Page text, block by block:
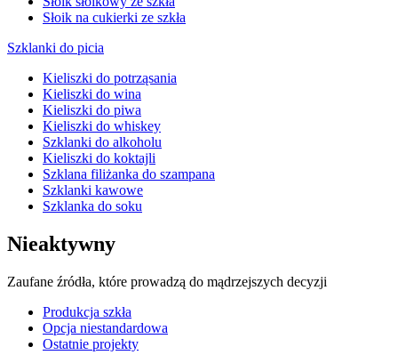
Słoik na cukierki ze szkła
Szklanki do picia
Kieliszki do potrząsania
Kieliszki do wina
Kieliszki do piwa
Kieliszki do whiskey
Szklanki do alkoholu
Kieliszki do koktajli
Szklana filiżanka do szampana
Szklanki kawowe
Szklanka do soku
Nieaktywny
Zaufane źródła, które prowadzą do mądrzejszych decyzji
Produkcja szkła
Opcja niestandardowa
Ostatnie projekty